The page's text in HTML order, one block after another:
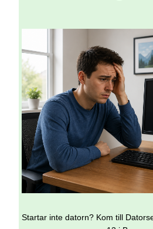
Startar inte datorn? Kom till